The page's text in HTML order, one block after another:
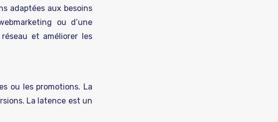
adaptées aux besoins
ou d’une
et améliorer les
ou les promotions. La
La latence est un